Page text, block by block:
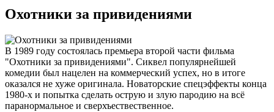
Охотники за привидениями
В 1989 году состоялась премьера второй части фильма
"Охотники за привидениями". Сиквел популярнейшей
комедии был нацелен на коммерческий успех, но в итоге
оказался не хуже оригинала. Новаторские спецэффекты конца
1980-х и попытка сделать острую и злую пародию на всё
паранормальное и сверхъествественное.